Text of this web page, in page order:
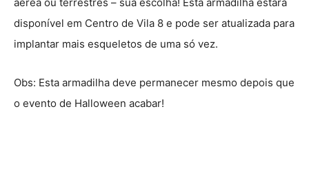
disponível em Centro de Vila 8 e pode ser atualizada para
implantar mais esqueletos de uma só vez.
Obs: Esta armadilha deve permanecer mesmo depois que
o evento de Halloween acabar!